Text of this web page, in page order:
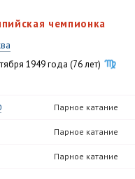
чемпионка
1949 года (76 лет)
Парное катание
Парное катание
Парное катание